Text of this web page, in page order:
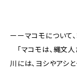
ーーマコモについて
「マコモは、縄文
川には、ヨシやアシ